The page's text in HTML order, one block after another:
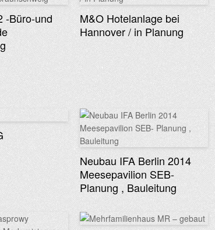
-Büro-und
M&O Hotelanlage bei
Hannover / in Planung
Neubau IFA Berlin 2014
Meesepavilion SEB-
Planung , Bauleitung